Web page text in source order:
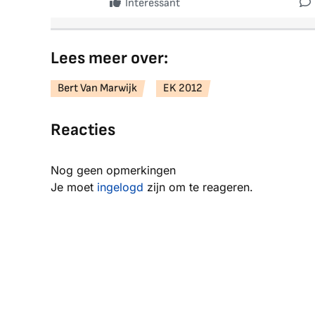
Interessant
Lees meer over:
Bert Van Marwijk EK 2012
Reacties
Nog geen opmerkingen
Je moet ingelogd zijn om te reageren.